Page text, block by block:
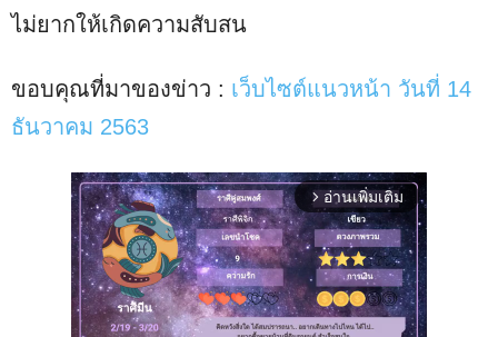
ไม่ยากให้เกิดความสับสน
ขอบคุณที่มาของข่าว : เว็บไซต์แนวหน้า วันที่ 14
ธันวาคม 2563
arrow_forward_ios อ่านเพิ่มเติม